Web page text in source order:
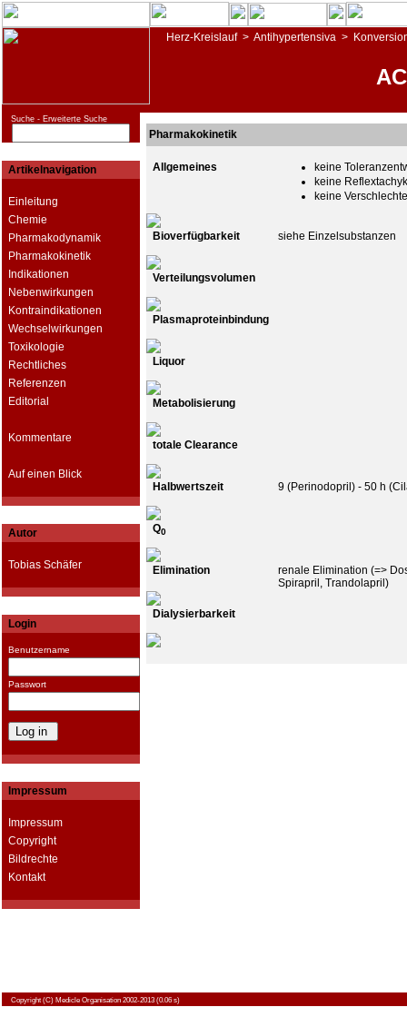
Herz-Kreislauf> Antihypertensiva >
Suche - Erweiterte Suche
Artikelnavigation
Einleitung
Chemie
Pharmakodynamik
Pharmakokinetik
Indikationen
Nebenwirkungen
Kontraindikationen
Wechselwirkungen
Toxikologie
Rechtliches
Referenzen
Editorial
Kommentare
Auf einen Blick
Autor
Tobias Schäfer
Login
Benutzername
Passwort
Impressum
Impressum
Copyright
Bildrechte
Kontakt
Pharmakokinetik
Allgemeines
keine
keine
keine
Bioverfügbarkeit siehe Einzelsubstanzen
Verteilungsvolumen
Plasmaproteinbindung
Liquor
Metabolisierung
totale Clearance
Halbwertszeit 9 (Perinodopril) - 50 h
Q0
Elimination
renale Elimination (=>
Spirapril, Trandolapril)
Dialysierbarkeit
Copyright (C) Medicle Organisation 2002-2013 (0.06 s)